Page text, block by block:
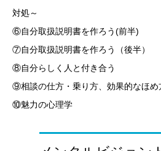
対処～
⑥自分取扱説明書を作ろう(前半)
⑦自分取扱説明書を作ろう（後半）
⑧自分らしく人と付き合う
⑨相談の仕方・乗り方、効果的なほめ
⑩魅力の心理学